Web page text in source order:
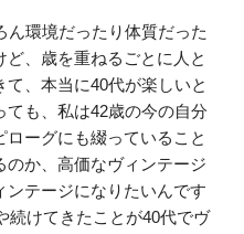
環境だったり体質だった
、歳を重ねるごとに人と
、本当に40代が楽しいと
も、私は42歳の今の自分
ーグにも綴っていること
のか、高価なヴィンテージ
ンテージになりたいんです
続けてきたことが40代でヴ